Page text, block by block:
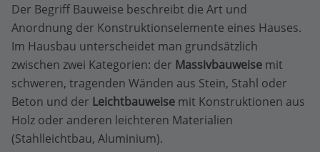
Der Begriff Bauweise beschreibt die Art und
Anordnung der Konstruktionselemente eines Hauses.
Im Hausbau unterscheidet man grundsätzlich
zwischen zwei Kategorien: der Massivbauweise mit
schweren, tragenden Wänden aus Stein, Stahl oder
Beton und der Leichtbauweise mit Konstruktionen aus
Holz oder anderen leichteren Materialien
(Stahlleichtbau, Aluminium).